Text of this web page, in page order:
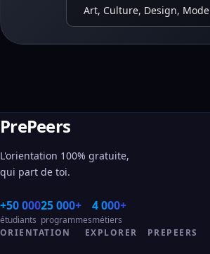
Art, Culture, Design, Mode
PrePeers
L'orientation 100% gratuite,
qui part de toi.
+50 000
étudiants
25 000+
programmes
4 000+
métiers
ORIENTATION
EXPLORER PREPEERS